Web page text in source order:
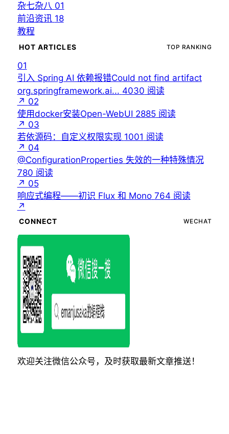
杂七杂八 01
前沿资讯 18
教程
HOT ARTICLES TOP RANKING
01
引入 Spring AI 依赖报错Could not find artifact
org.springframework.ai... 4030 阅读
↗ 02
使用docker安装Open-WebUI 2885阅读
↗ 03
若依源码：自定义权限实现 1001 阅读
↗ 04
@ConfigurationProperties 失效的一种特殊情况
780 阅读
↗ 05
响应式编程——初识 Flux 和 Mono 764 阅读
↗
CONNECT WECHAT
欢迎关注微信公众号，及时获取最新文章推送！